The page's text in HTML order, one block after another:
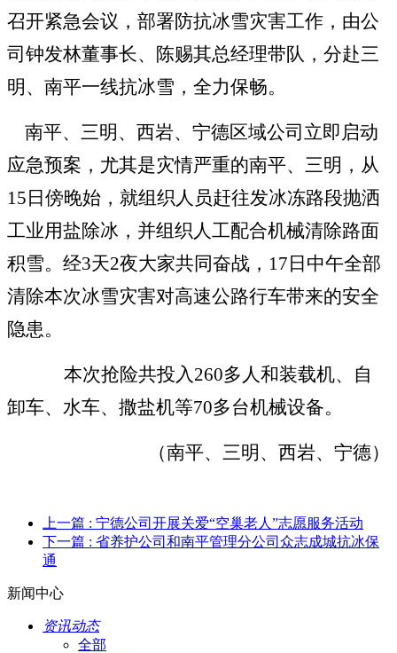
召开紧急会议，部署防抗冰雪灾害工作，由公
司钟发林董事长、陈赐其总经理带队，分赴三
明、南平一线抗冰雪，全力保畅。
南平、三明、西岩、宁德区域公司立即启动
应急预案，尤其是灾情严重的南平、三明，从
15 日傍晚始，就组织人员赶往发冰冻路段抛洒
工业用盐除冰，并组织人工配合机械清除路面
积雪。经3天2夜大家共同奋战， 17 日中午全部
清除本次冰雪灾害对高速公路行车带来的安全
隐患。
本次抢险共投入260多人和装载机、自
卸车、水车、撒盐机等70多台机械设备。
（南平、三明、西岩、宁德）
上一篇 : 宁德公司开展关爱“空巢老人”志愿服务活动
下一篇 : 省养护公司和南平管理分公司众志成城抗冰保
通
新闻中心
资讯动态
全部